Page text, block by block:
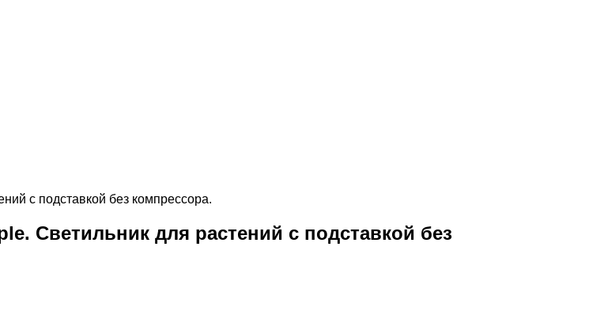
с подставкой без компрессора.
Светильник для растений с подставкой без